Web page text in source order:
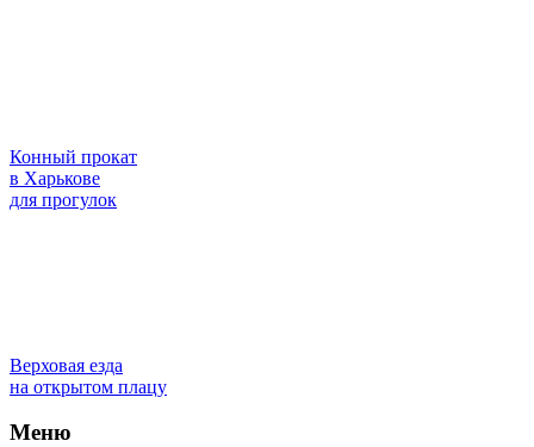
Конный прокат
в Харькове
для прогулок
Верховая езда
на открытом плацу
Меню